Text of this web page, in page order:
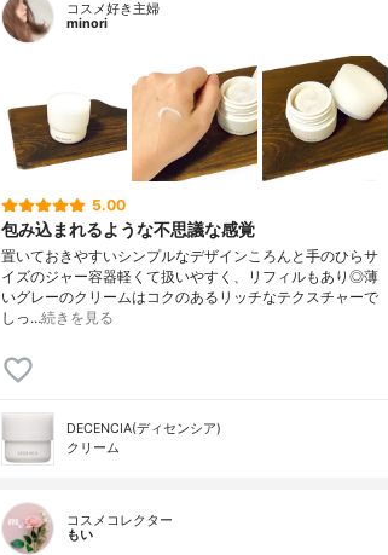
コスメ好き主婦
minori
5.00
包み込まれるような不思議な感覚
置いておきやすいシンプルなデザインころんと手のひらサ
イズのジャー容器軽くて扱いやすく、リフィルもあり◎薄
いグレーのクリームはコクのあるリッチなテクスチャーで
しっ…続きを見る
DECENCIA(ディセンシア)
クリーム
コスメコレクター
もい